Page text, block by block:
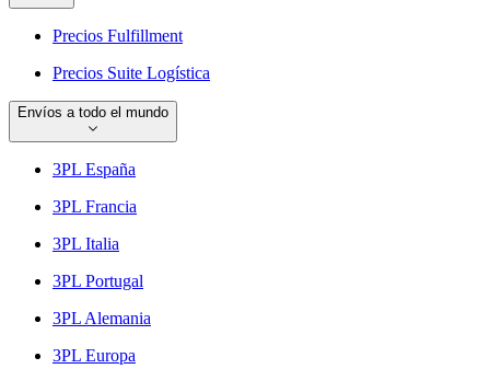
Precios Fulfillment
Precios Suite Logística
Envíos a todo el mundo
3PL España
3PL Francia
3PL Italia
3PL Portugal
3PL Alemania
3PL Europa